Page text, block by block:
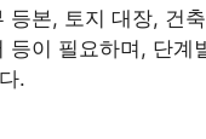
등본, 토지 대장, 건
등이 필요하며, 단계
.